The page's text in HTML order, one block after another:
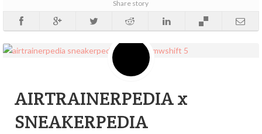
Share story
AIRTRAINERPEDIA x
SNEAKERPEDIA